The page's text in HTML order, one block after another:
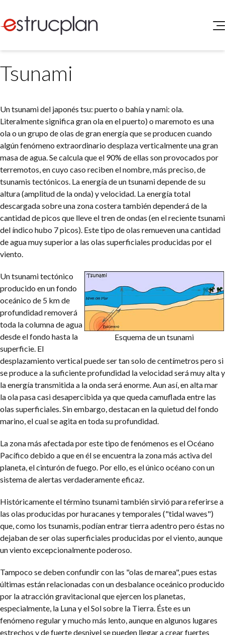
SERVICIOS
Medio Ambiente
Legislación
Portal de Clientes
Buscador de Legislación
Matriz Premium
Matriz Profesional
ELEG
Tsunami
Un tsunami del japonés tsu: puerto o bahía y nami: ola.
Literalmente significa gran ola en el puerto) o maremoto es una
ola o un grupo de olas de gran energía que se producen cuando
algún fenómeno extraordinario desplaza verticalmente una gran
masa de agua. Se calcula que el 90% de ellas son provocados por
terremotos, en cuyo caso reciben el nombre, más preciso, de
tsunamis tectónicos. La energía de un tsunami depende de su
altura (amplitud de la onda) y velocidad. La energía total
descargada sobre una zona costera también dependerá de la
cantidad de picos que lleve el tren de ondas (en el reciente tsunami
del índico hubo 7 picos). Este tipo de olas remueven una cantidad
de agua muy superior a las olas superficiales producidas por el
viento.
Esquema de un tsunami
Un tsunami tectónico
producido en un fondo
oceánico de 5 km de
profundidad removerá
toda la columna de agua
desde el fondo hasta la
superficie. El
desplazamiento vertical puede ser tan solo de centímetros pero si
se produce a la suficiente profundidad la velocidad será muy alta y
la energía transmitida a la onda será enorme. Aun así, en alta mar
la ola pasa casi desapercibida ya que queda camuflada entre las
olas superficiales. Sin embargo, destacan en la quietud del fondo
marino, el cual se agita en toda su profundidad.
La zona más afectada por este tipo de fenómenos es el Océano
Pacífico debido a que en él se encuentra la zona más activa del
planeta, el cinturón de fuego. Por ello, es el único océano con un
sistema de alertas verdaderamente eficaz.
Históricamente el término tsunami también sirvió para referirse a
las olas producidas por huracanes y temporales ("tidal waves")
que, como los tsunamis, podían entrar tierra adentro pero éstas no
dejaban de ser olas superficiales producidas por el viento, aunque
un viento excepcionalmente poderoso.
Tampoco se deben confundir con las "olas de marea", pues estas
últimas están relacionadas con un desbalance oceánico producido
por la atracción gravitacional que ejercen los planetas,
especialmente, la Luna y el Sol sobre la Tierra. Éste es un
fenómeno regular y mucho más lento, aunque en algunos lugares
estrechos y de fuerte desnivel se pueden llegar a crear fuertes